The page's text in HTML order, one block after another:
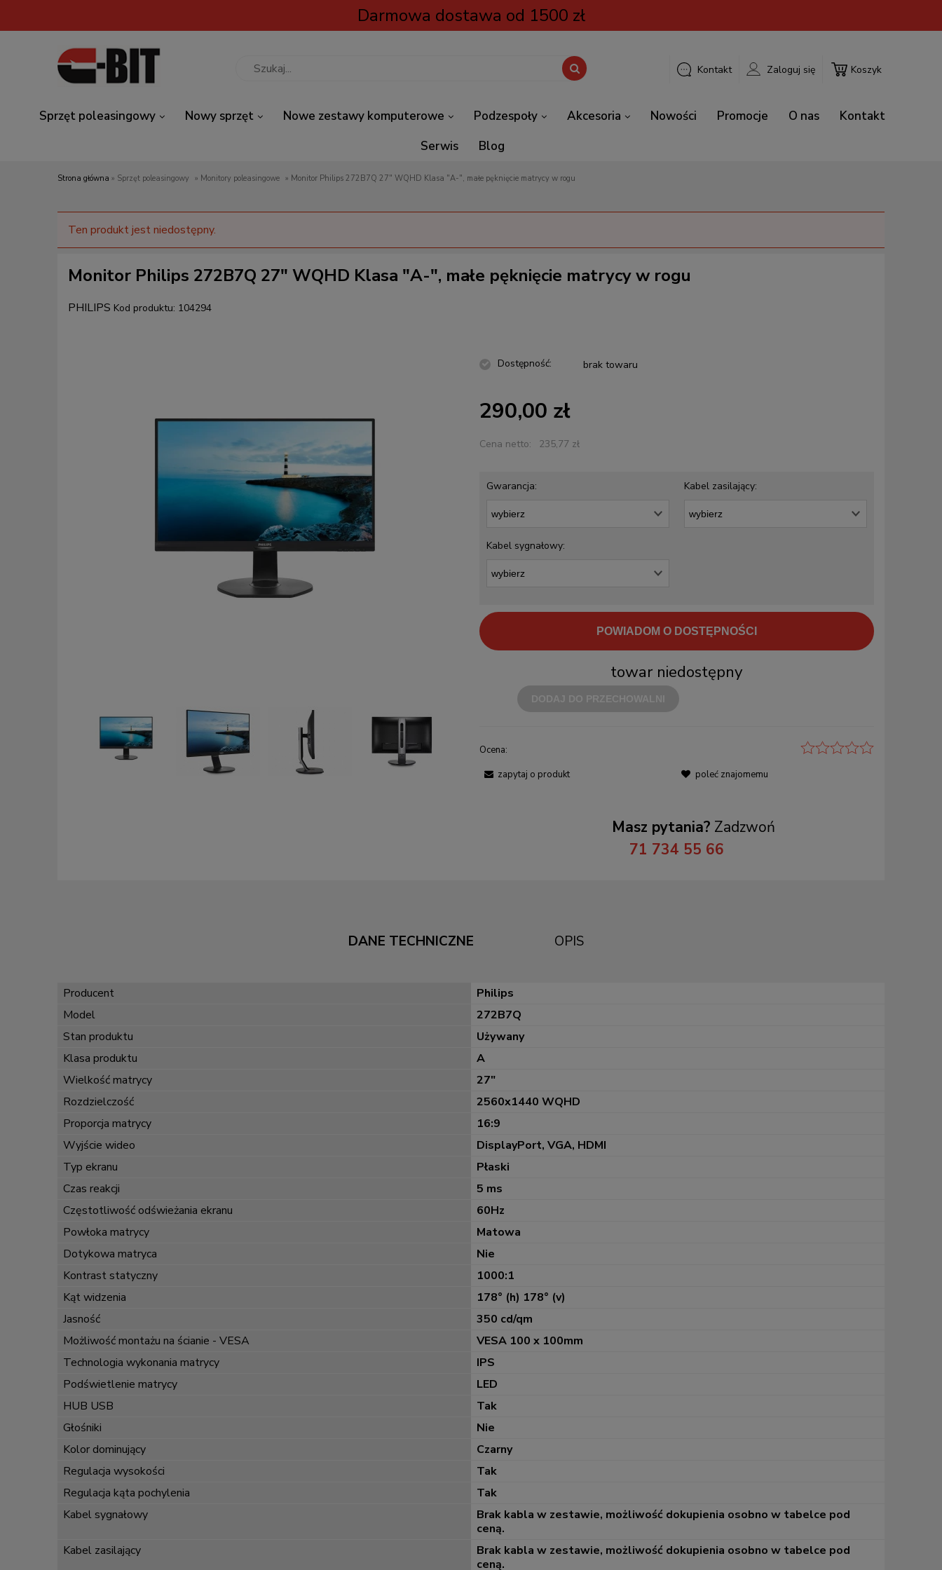
Darmowa dostawa od 1500 zł
Koszyk
Kontakt Zaloguj się
Sprzęt poleasingowy Nowy sprzęt Nowe zestawy komputerowe Podzespoły Akcesoria Nowości Promocje O nas
Kontakt
Serwis
Blog
Strona główna » Sprzęt poleasingowy » Monitory poleasingowe » Monitor Philips 272B7Q 27" WQHD Klasa "A-", małe pęknięcie matrycy w rogu
Ten produkt jest niedostępny.
Monitor Philips 272B7Q 27" WQHD Klasa "A-", małe pęknięcie matrycy w rogu
PHILIPS Kod produktu: 104294
Dostępność: brak towaru
290,00 zł
Cena netto: 235,77 zł
Gwarancja: Kabel zasilający:
Kabel sygnałowy:
POWIADOM O DOSTĘPNOŚCI
towar niedostępny
Ocena:
zapytaj o produkt
poleć znajomemu
Masz pytania? Zadzwoń
71 734 55 66
DANE TECHNICZNE OPIS
Producent
Philips
Model
272B7Q
Stan produktu
Używany
Klasa produktu
A
Wielkość matrycy
27"
Rozdzielczość
2560x1440 WQHD
Proporcja matrycy
16:9
Wyjście wideo
DisplayPort, VGA, HDMI
Typ ekranu
Płaski
Czas reakcji
5 ms
Częstotliwość odświeżania ekranu
60Hz
Powłoka matrycy
Matowa
Dotykowa matryca
Nie
Kontrast statyczny
1000:1
Kąt widzenia
178° (h) 178° (v)
Jasność
350 cd/qm
Możliwość montażu na ścianie - VESA
VESA 100 x 100mm
Technologia wykonania matrycy
IPS
Podświetlenie matrycy
LED
HUB USB
Tak
Głośniki
Nie
Kolor dominujący
Czarny
Regulacja wysokości
Tak
Regulacja kąta pochylenia
Tak
Kabel sygnałowy
Brak kabla w zestawie, możliwość dokupienia osobno w tabelce pod
ceną.
Kabel zasilający
Brak kabla w zestawie, możliwość dokupienia osobno w tabelce pod
ceną.